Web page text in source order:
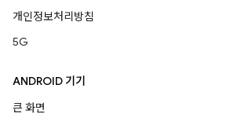
개인정보처리방침
5G
ANDROID 기기
큰 화면